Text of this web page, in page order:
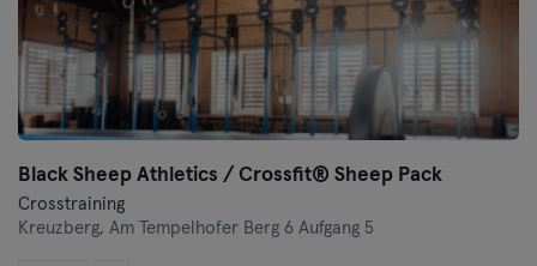
Black Sheep Athletics / Crossfit® Sheep Pack
Crosstraining
Kreuzberg, Am Tempelhofer Berg 6 Aufgang 5